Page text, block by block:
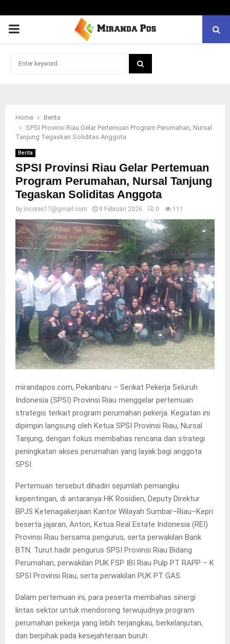
PRIMARY
Home
Berita
SPSI Provinsi Riau Gelar Pertemuan Program Perumahan, Nursal
Tanjung Tegaskan Soliditas Anggota
Berita
SPSI Provinsi Riau Gelar Pertemuan
Program Perumahan, Nursal Tanjung
Tegaskan Soliditas Anggota
by incores17@gmail.com 9 Februari 2026 0 111
mirandapos.com, Pekanbaru – Serikat Pekerja Seluruh
Indonesia (SPSI) Provinsi Riau menggelar pertemuan
strategis terkait program perumahan pekerja. Kegiatan ini
dipimpin langsung oleh Ketua SPSI Provinsi Riau, Nursal
Tanjung, dengan fokus membahas rencana dan strategi
peningkatan akses perumahan yang layak bagi anggota
SPSI.
Pertemuan tersebut dihadiri sejumlah pemangku
kepentingan, di antaranya HK Rosidien, Deputy Direktur
BPJS Ketenagakerjaan Kantor Wilayah Sumbar–Riau–Kepri
beserta jajaran, Anton, Ketua Real Estate Indonesia (REI)
Provinsi Riau bersama pengurus, serta perwakilan Bank
BTN. Turut hadir pengurus SPSI Provinsi Riau Bidang
Perumahan, perwakilan PUK FSP IBI Riau Pulp PT RAPP – K
SPSI Provinsi Riau, serta perwakilan PUK PT GAS.
Dalam pertemuan ini, para peserta membahas sinergi
lintas sektor untuk mendorong terwujudnya program
perumahan pekerja yang lebih terjangkau, berkelanjutan,
dan berpihak pada kesejahteraan buruh.